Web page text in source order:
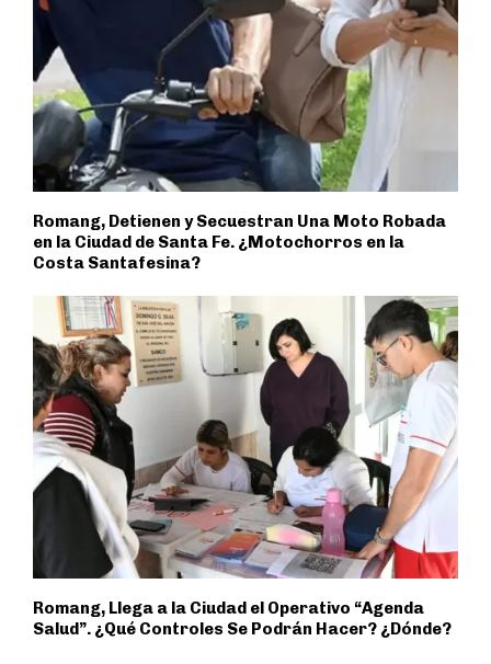
Romang, Detienen y Secuestran Una Moto Robada
en la Ciudad de Santa Fe. ¿Motochorros en la
Costa Santafesina?
Romang, Llega a la Ciudad el Operativo “Agenda
Salud”. ¿Qué Controles Se Podrán Hacer? ¿Dónde?